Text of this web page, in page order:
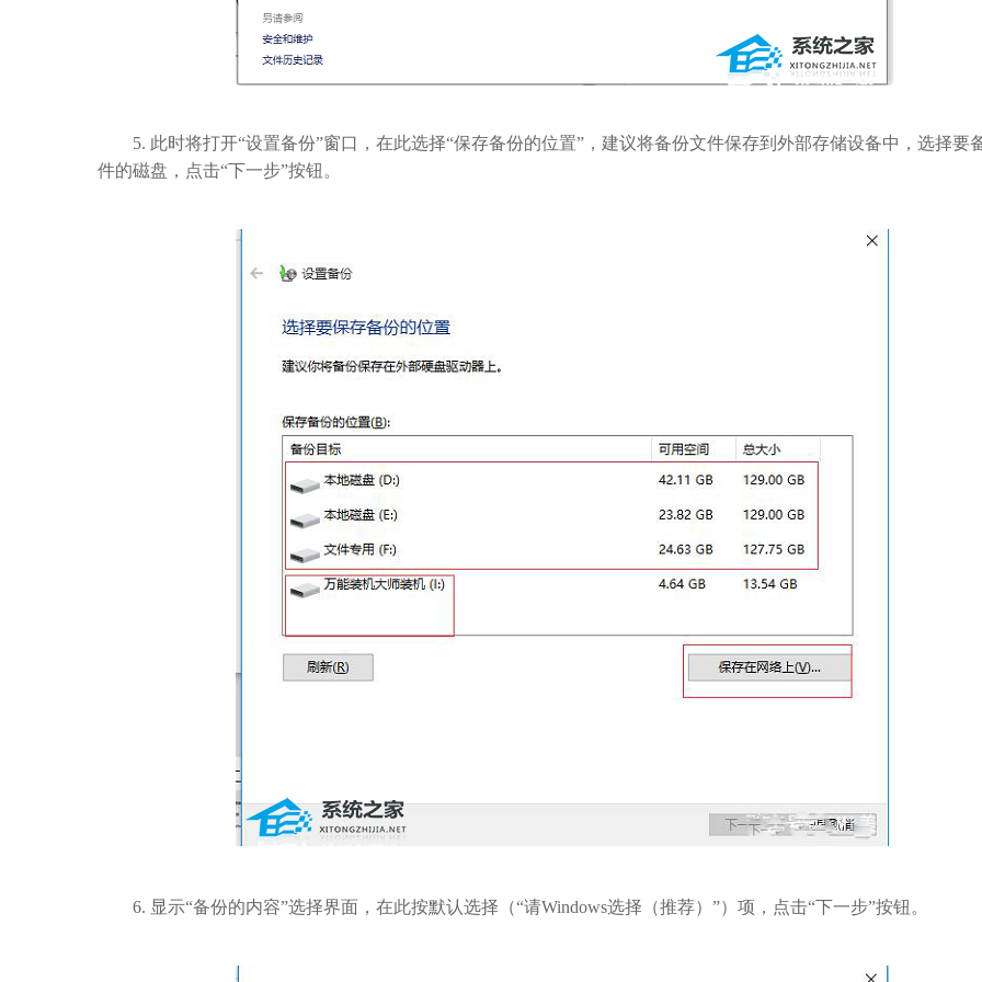
5. 此时将打开“设置备份”窗口，在此选择“保存备份的位置”，建议将备份文件保存到外部存储设备中，选择要
件的磁盘，点击“下一步”按钮。
6. 显示“备份的内容”选择界面，在此按默认选择（“请Windows选择（推荐）”）项，点击“下一步”按钮。